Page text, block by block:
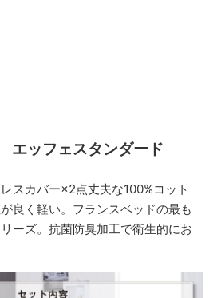
ッフェスタンダード
スカバー×2点丈夫な100%コット
良く軽い。フランスベッドの最も
ーズ。抗菌防臭加工で衛生的にお